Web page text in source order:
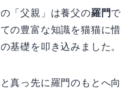
「父親」は養父の羅門で
の豊富な知識を猫猫に惜
基礎を叩き込みました。
真っ先に羅門のもとへ向